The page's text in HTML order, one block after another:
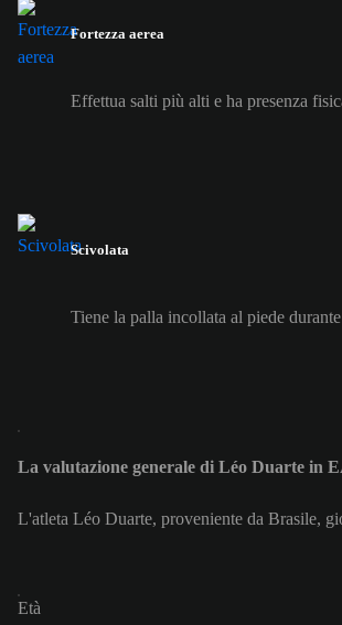
Fortezza aerea
Effettua salti più alti e ha presenza
Scivolata
Tiene la palla incollata al piede
La valutazione generale di Léo Duarte in
L'atleta Léo Duarte, proveniente da Brasile,
Età